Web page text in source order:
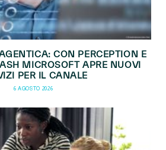
CON PERCEPTION E
MICROSOFT APRE NUOVI
PER IL CANALE
6 AGOSTO 2026